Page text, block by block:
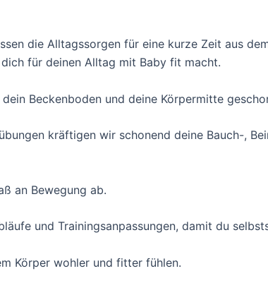
die Alltagssorgen für eine kurze Zeit aus
für deinen Alltag mit Baby fit macht.
Beckenboden und deine Körpermitte
kräftigen wir schonend deine Bauch-,
an Bewegung ab.
und Trainingsanpassungen, damit du
Körper wohler und fitter fühlen.